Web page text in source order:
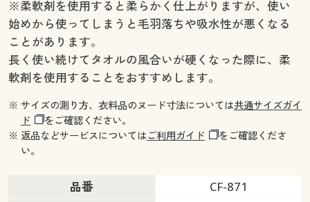
※柔軟剤を使用すると柔らかく仕上がりますが、使い
始めから使ってしまうと毛羽落ちや吸水性が悪くなる
ことがあります。
長く使い続けてタオルの風合いが硬くなった際に、柔
軟剤を使用することをおすすめします。
※ サイズの測り方、衣料品のヌード寸法については共通サイズガイ
ド
をご確認ください。
※ 返品などサービスについてはご利用ガイド
をご確認くださ
い。
品番
CF-871